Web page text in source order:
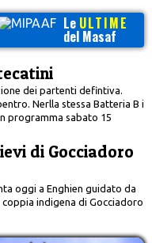
Le ULTIME
del Masaf
dei partenti defintiva.
Nerlla stessa Batteria B i
programma sabato 15
di Gocciadoro
oggi a Enghien guidato da
coppia indigena di Gocciadoro